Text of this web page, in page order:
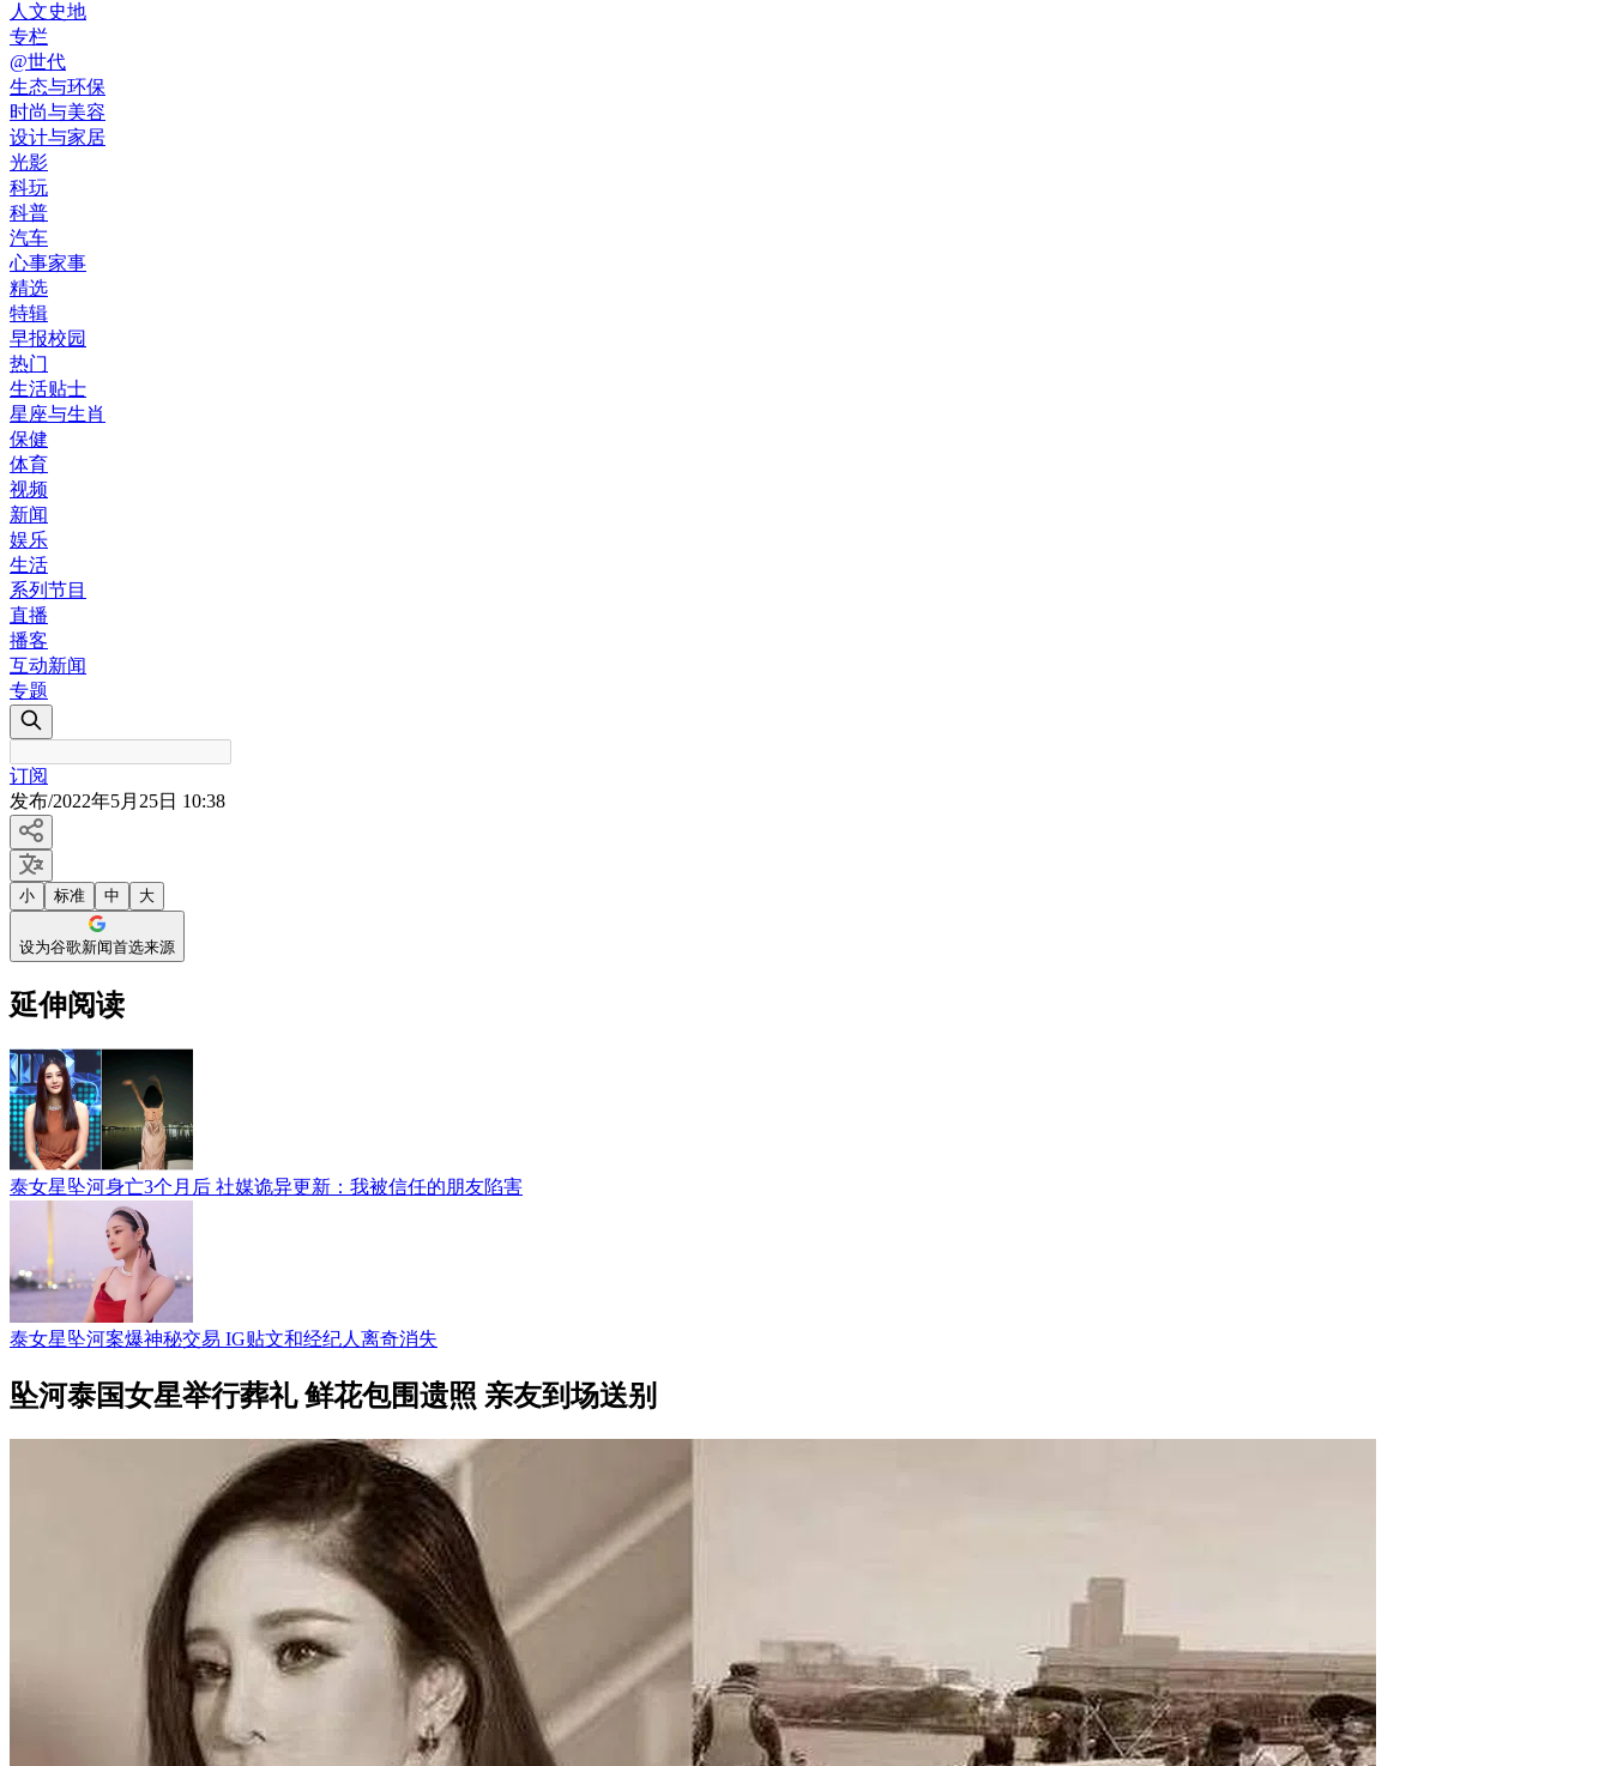
人文史地
专栏
@世代
生态与环保
时尚与美容
设计与家居
光影
科玩
科普
汽车
心事家事
精选
特辑
早报校园
热门
生活贴士
星座与生肖
保健
体育
视频
新闻
娱乐
生活
系列节目
直播
播客
互动新闻
专题
订阅
发布/2022年5月25日 10:38
小 标准 中 大
设为谷歌新闻首选来源
延伸阅读
泰女星坠河身亡3个月后 社媒诡异更新：我被信任的朋友陷害
泰女星坠河案爆神秘交易 IG贴文和经纪人离奇消失
坠河泰国女星举行葬礼 鲜花包围遗照 亲友到场送别